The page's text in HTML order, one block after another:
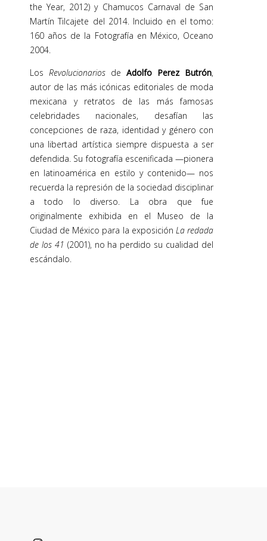
the Year, 2012) y Chamucos Carnaval de San
Martín Tilcajete del 2014. Incluido en el tomo:
160 años de la Fotografía en México, Oceano
2004.
Los Revolucionarios de Adolfo Perez Butrón,
autor de las más icónicas editoriales de moda
mexicana y retratos de las más famosas
celebridades nacionales, desafían las
concepciones de raza, identidad y género con
una libertad artística siempre dispuesta a ser
defendida. Su fotografía escenificada —pionera
en latinoamérica en estilo y contenido— nos
recuerda la represión de la sociedad disciplinar
a todo lo diverso. La obra que fue
originalmente exhibida en el Museo de la
Ciudad de México para la exposición La redada
de los 41 (2001), no ha perdido su cualidad del
escándalo.